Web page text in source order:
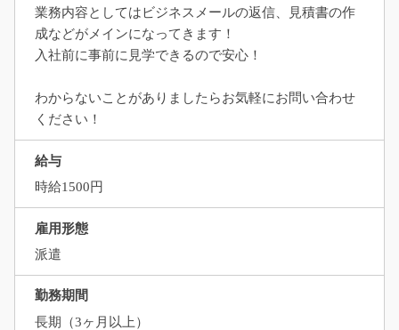
業務内容としてはビジネスメールの返信、見積書の作
成などがメインになってきます！
入社前に事前に見学できるので安心！
わからないことがありましたらお気軽にお問い合わせ
ください！
給与
時給1500円
雇用形態
派遣
勤務期間
長期（3ヶ月以上）